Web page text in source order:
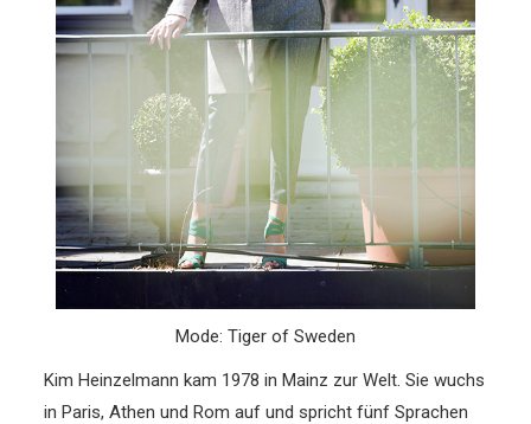
Mode: Tiger of Sweden
Kim Heinzelmann kam 1978 in Mainz zur Welt. Sie wuchs
in Paris, Athen und Rom auf und spricht fünf Sprachen